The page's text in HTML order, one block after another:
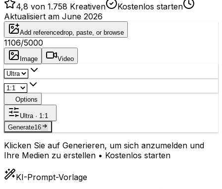
4,8 von 1.758 Kreativen
Kostenlos starten
Aktualisiert am June 2026
Add referencedrop, paste, or browse
1106/5000
Image Video
Options
Ultra · 1:1
Generate16
Klicken Sie auf Generieren, um sich anzumelden und
Ihre Medien zu erstellen • Kostenlos starten
KI-Prompt-Vorlage